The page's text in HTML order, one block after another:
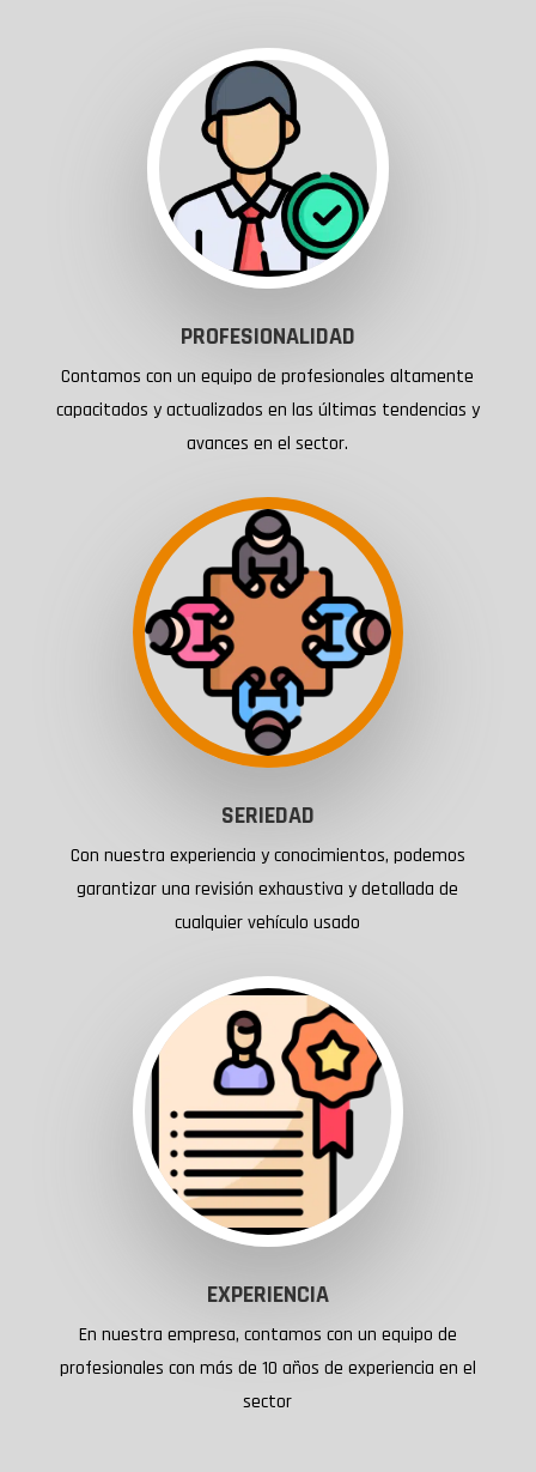
PROFESIONALIDAD
Contamos con un equipo de profesionales altamente
capacitados y actualizados en las últimas tendencias y
avances en el sector.
SERIEDAD
Con nuestra experiencia y conocimientos, podemos
garantizar una revisión exhaustiva y detallada de
cualquier vehículo usado
EXPERIENCIA
En nuestra empresa, contamos con un equipo de
profesionales con más de 10 años de experiencia en el
sector